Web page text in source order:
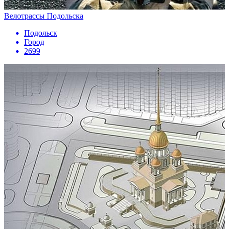
Велотрассы Подольска
Подольск
Город
2699